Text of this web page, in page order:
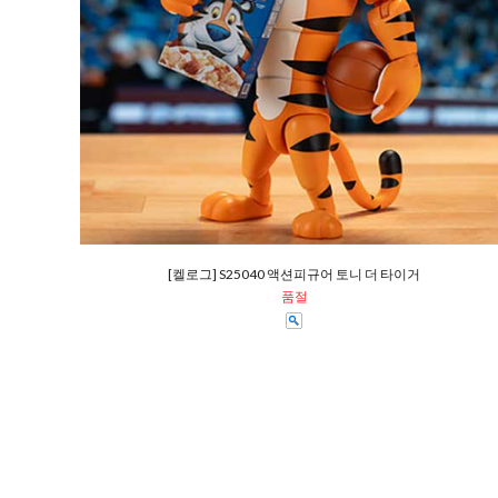
[켈로그] S25040 액션피규어 토니 더 타이거
품절